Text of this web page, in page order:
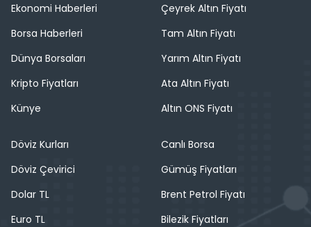
Ekonomi Haberleri
Borsa Haberleri
Dünya Borsaları
Kripto Fiyatları
Künye
Çeyrek Altın Fiyatı
Tam Altın Fiyatı
Yarım Altın Fiyatı
Ata Altın Fiyatı
Altın ONS Fiyatı
Döviz Kurları
Döviz Çevirici
Dolar TL
Euro TL
Canlı Borsa
Gümüş Fiyatları
Brent Petrol Fiyatı
Bilezik Fiyatları